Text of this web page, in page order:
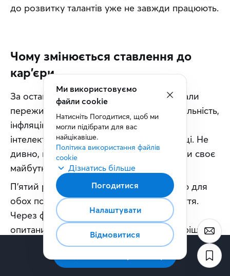
до розвитку талантів уже не завжди працюють.
Чому змінюється ставлення до
кар'єри
За останні кілька років зумери та міленіали
пережили пандемію, економічну нестабільність,
інфляцію, стрімкий розвиток штучного
інтелекту та постійні зміни на ринку праці. Не
дивно, що вони почали інакше планувати своє
майбутнє.
П'ятий рік поспіль головною проблемою для
обох поколінь залишається вартість життя.
Через фінансовий тиск понад половина
опитаних відкладають важливі життєві рішення
— створення сім'ї, відкриття власної справи чи
продовження навчання. Для більшості також